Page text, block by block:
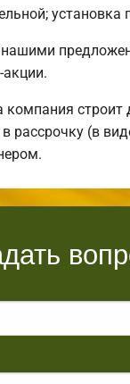
установка
строит
(в